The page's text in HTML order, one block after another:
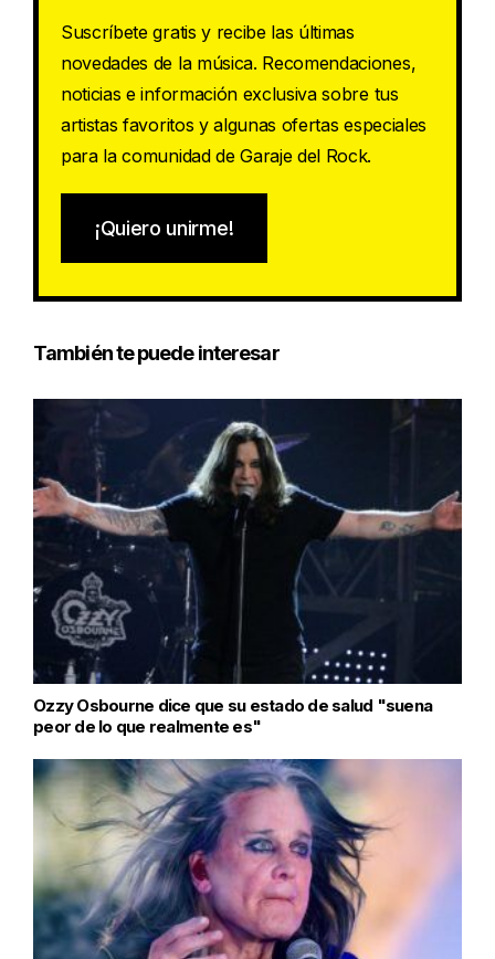
Suscríbete gratis y recibe las últimas
novedades de la música. Recomendaciones,
noticias e información exclusiva sobre tus
artistas favoritos y algunas ofertas especiales
para la comunidad de Garaje del Rock.
¡Quiero unirme!
También te puede interesar
Ozzy Osbourne dice que su estado de salud "suena
peor de lo que realmente es"